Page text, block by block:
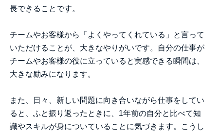
長できることです。
チームやお客様から「よくやってくれている」と言って
いただけることが、大きなやりがいです。自分の仕事が
チームやお客様の役に立っていると実感できる瞬間は、
大きな励みになります。
また、日々、新しい問題に向き合いながら仕事をしてい
ると、ふと振り返ったときに、1年前の自分と比べて知
識やスキルが身についていることに気づきます。こうし